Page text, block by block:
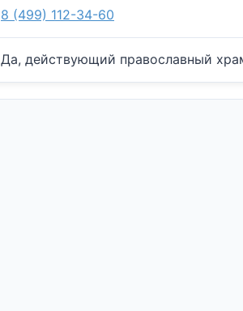
8 (499) 112-34-60
Да, действующий православный